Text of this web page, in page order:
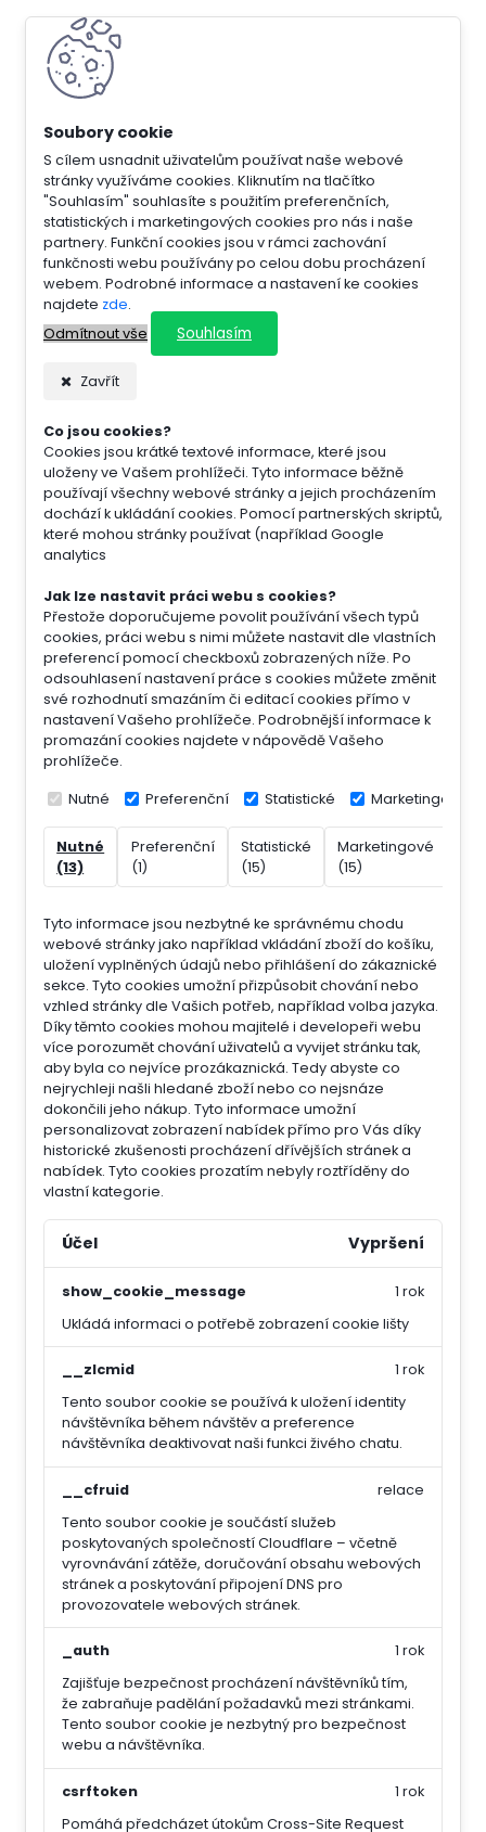
S cílem usnadnit uživatelům používat naše webové
stránky využíváme cookies. Kliknutím na tlačítko
"Souhlasím" souhlasíte s použitím preferenčních,
statistických i marketingových cookies pro nás i naše
partnery. Funkční cookies jsou v rámci zachování
funkčnosti webu používány po celou dobu procházení
webem. Podrobné informace a nastavení ke cookies
najdete zde.
Odmítnout vše
Souhlasím
Zavřít
Co jsou cookies?
Cookies jsou krátké textové informace, které jsou
uloženy ve Vašem prohlížeči. Tyto informace běžně
používají všechny webové stránky a jejich procházením
dochází k ukládání cookies. Pomocí partnerských skriptů,
které mohou stránky používat (například Google
analytics
Jak lze nastavit práci webu s cookies?
Přestože doporučujeme povolit používání všech typů
cookies, práci webu s nimi můžete nastavit dle vlastních
preferencí pomocí checkboxů zobrazených níže. Po
odsouhlasení nastavení práce s cookies můžete změnit
své rozhodnutí smazáním či editací cookies přímo v
nastavení Vašeho prohlížeče. Podrobnější informace k
promazání cookies najdete v nápovědě Vašeho
prohlížeče.
Nutné Preferenční Statistické Marketingové
Nutné
(13)
Preferenční
(1)
Statistické
(15)
Marketingové
(15)
Tyto informace jsou nezbytné ke správnému chodu
webové stránky jako například vkládání zboží do košíku,
uložení vyplněných údajů nebo přihlášení do zákaznické
sekce. Tyto cookies umožní přizpůsobit chování nebo
vzhled stránky dle Vašich potřeb, například volba jazyka.
Díky těmto cookies mohou majitelé i developeři webu
více porozumět chování uživatelů a vyvijet stránku tak,
aby byla co nejvíce prozákaznická. Tedy abyste co
nejrychleji našli hledané zboží nebo co nejsnáze
dokončili jeho nákup. Tyto informace umožní
personalizovat zobrazení nabídek přímo pro Vás díky
historické zkušenosti procházení dřívějších stránek a
nabídek. Tyto cookies prozatím nebyly roztříděny do
vlastní kategorie.
Účel Vypršení
show_cookie_message
Ukládá informaci o potřebě zobrazení cookie lišty
1 rok
__zlcmid
Tento soubor cookie se používá k uložení identity
návštěvníka během návštěv a preference
návštěvníka deaktivovat naši funkci živého chatu.
1 rok
__cfruid
Tento soubor cookie je součástí služeb
poskytovaných společností Cloudflare – včetně
vyrovnávání zátěže, doručování obsahu webových
stránek a poskytování připojení DNS pro
provozovatele webových stránek.
relace
_auth
Zajišťuje bezpečnost procházení návštěvníků tím,
že zabraňuje padělání požadavků mezi stránkami.
Tento soubor cookie je nezbytný pro bezpečnost
webu a návštěvníka.
1 rok
csrftoken
Pomáhá předcházet útokům Cross-Site Request
1 rok